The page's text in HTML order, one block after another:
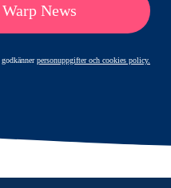
News
personuppgifter och cookies policy.